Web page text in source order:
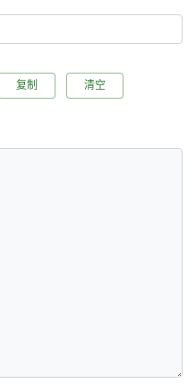
复制 清空